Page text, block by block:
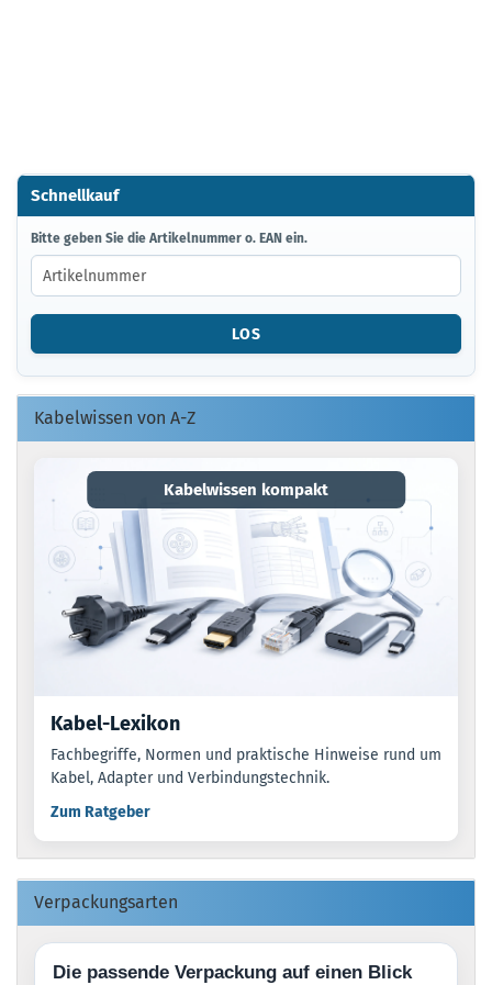
Schnellkauf
BITTE
GEBEN
SIE
DIE
ARTIKELNUMMER
EAN
EIN.
Bitte geben Sie die Artikelnummer o. EAN ein.
LOS
Kabelwissen von A-Z
Kabelwissen kompakt
Kabel-Lexikon
Fachbegriffe, Normen und praktische Hinweise rund um
Kabel, Adapter und Verbindungstechnik.
Zum Ratgeber
Verpackungsarten
Die passende Verpackung auf einen Blick